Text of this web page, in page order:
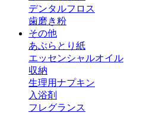
デンタルフロス
歯磨き粉
その他
あぶらとり紙
エッセンシャルオイル
収納
生理用ナプキン
入浴剤
フレグランス